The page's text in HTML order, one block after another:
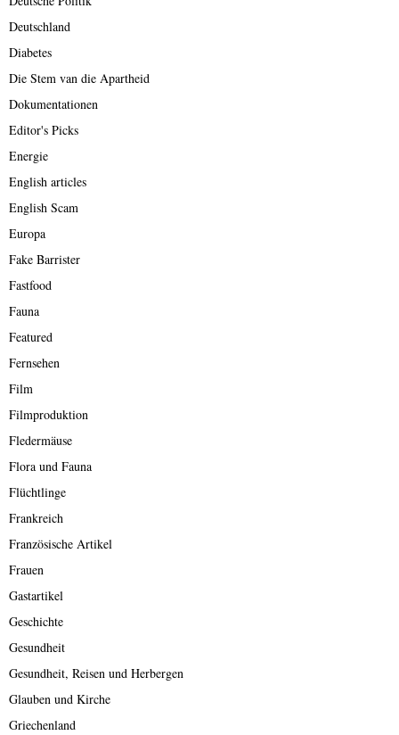
Deutschland
Diabetes
Die Stem van die Apartheid
Dokumentationen
Editor's Picks
Energie
English articles
English Scam
Europa
Fake Barrister
Fastfood
Fauna
Featured
Fernsehen
Film
Filmproduktion
Fledermäuse
Flora und Fauna
Flüchtlinge
Frankreich
Französische Artikel
Frauen
Gastartikel
Geschichte
Gesundheit
Gesundheit, Reisen und Herbergen
Glauben und Kirche
Griechenland